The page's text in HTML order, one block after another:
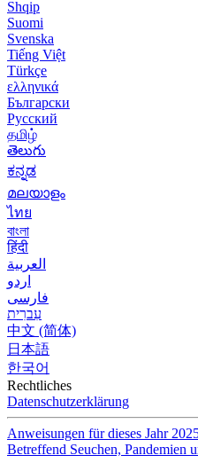
Shqip
Suomi
Svenska
Tiếng Việt
Türkçe
ελληνικά
Български
Русский
தமிழ்
తెలుగు
ಕನ್ನಡ
മലയാളം
ไทย
বাংলা
हिंदी
العربية
اردو
فارسی
עִברִית
中文 (简体)
日本語
한국어
Rechtliches
Datenschutzerklärung
Anweisungen für dieses Jahr
Betreffend Seuchen, Pandemien